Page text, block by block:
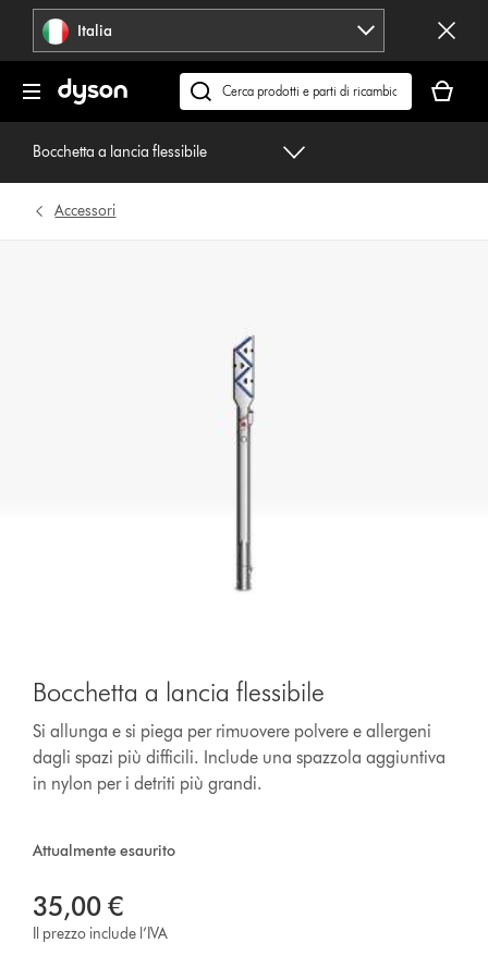
navigazione Italia
Cerca
su
dyson.it
carrello
è
Bocchetta a lancia flessibile
Accessori
Bocchetta a lancia flessibile
Si allunga e si piega per rimuovere polvere e allergeni
dagli spazi più difficili. Include una spazzola aggiuntiva
in nylon per i detriti più grandi.
Attualmente esaurito
35,00 €
Il prezzo include l’IVA